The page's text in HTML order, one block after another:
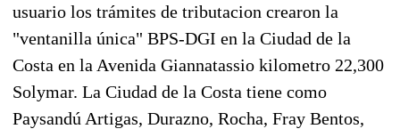
usuario los trámites de tributacion crearon la
"ventanilla única" BPS-DGI en la Ciudad de la
Costa en la Avenida Giannatassio kilometro 22,300
Solymar. La Ciudad de la Costa tiene como
Paysandú Artigas, Durazno, Rocha, Fray Bentos,